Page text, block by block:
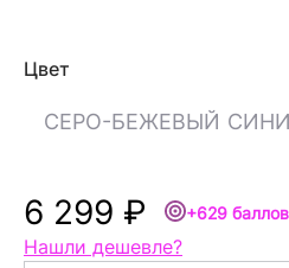
Цвет
СЕРО-БЕЖЕВЫЙ
6 299 ₽ +629 баллов
Нашли дешевле?